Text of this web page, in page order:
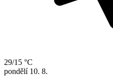
29/15 °C
pondělí 10. 8.